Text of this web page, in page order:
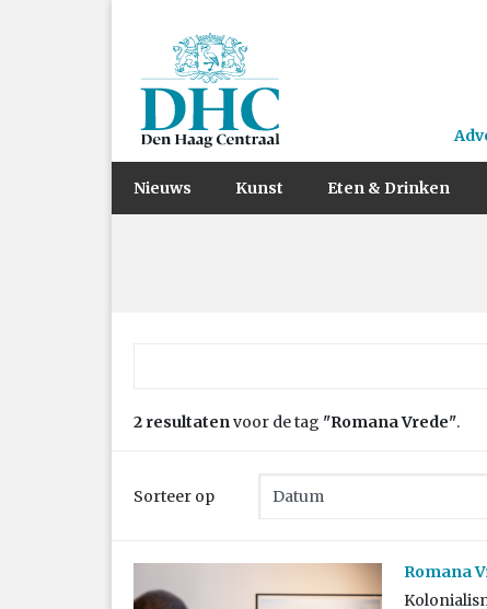
Nieuws Kunst Eten & Drinken
2 resultatenvoor de tag "Romana Vrede".
Sorteer op
Romana